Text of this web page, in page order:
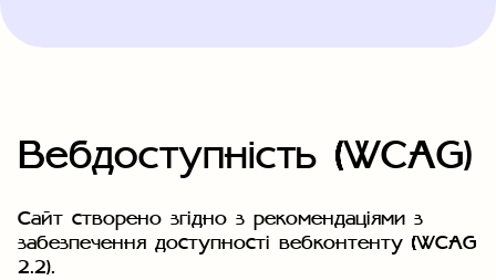
Вебдоступність (WCAG)
Сайт створено згідно з рекомендаціями з
забезпечення доступності вебконтенту (WCAG
2.2).